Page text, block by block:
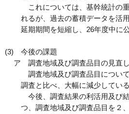
これについては、基幹統計の
れるが、過去の蓄積データを活
延期期間を短縮し、26年度中に
(3) 今後の課題
ア 調査地域及び調査品目の見直し
調査地域及び調査品目につい
調査と比べ、大幅に減少している
今後、調査結果の利活用及び
つ、調査地域及び調査品目を２